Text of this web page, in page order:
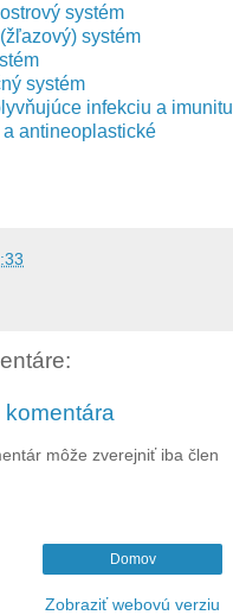
systém
systém
systém
infekciu a imunitu
antineoplastické
môže zverejniť iba člen
Domov
Zobraziť webovú verziu